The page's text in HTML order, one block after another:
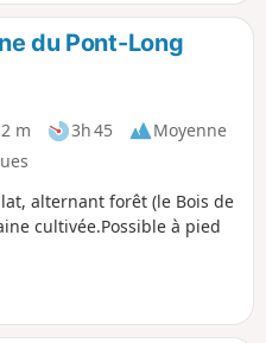
du Pont-Long
m 3h 45
Moyenne
alternant forêt (le Bois de
cultivée.Possible à pied